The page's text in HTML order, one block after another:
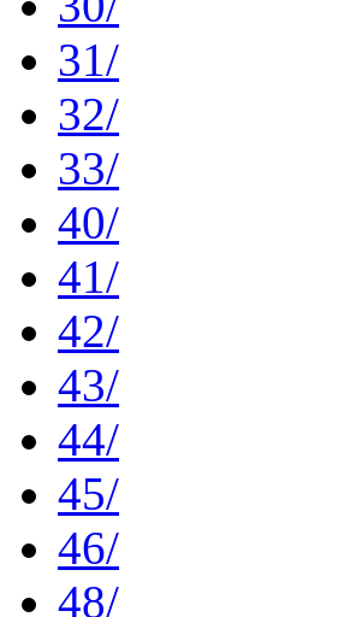
31/
32/
33/
40/
41/
42/
43/
44/
45/
46/
48/